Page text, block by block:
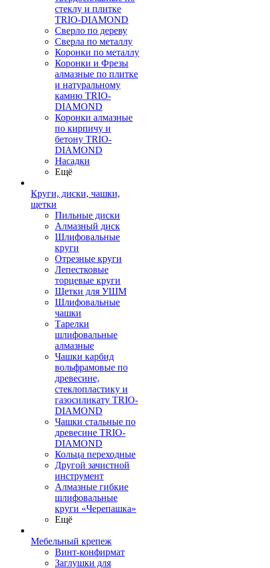
стеклу и плитке
TRIO-DIAMOND
Сверло по дереву
Сверла по металлу
Коронки по металлу
Коронки и Фрезы
алмазные по плитке
и натуральному
камню TRIO-
DIAMOND
Коронки алмазные
по кирпичу и
бетону TRIO-
DIAMOND
Насадки
Ещё
Круги, диски, чашки,
щетки
Пильные диски
Алмазный диск
Шлифовальные
круги
Отрезные круги
Лепестковые
торцевые круги
Щетки для УШМ
Шлифовальные
чашки
Тарелки
шлифовальные
алмазные
Чашки карбид
вольфрамовые по
древесине,
стеклопластику и
газосиликату TRIO-
DIAMOND
Чашки стальные по
древесине TRIO-
DIAMOND
Кольца переходные
Другой зачистной
инструмент
Алмазные гибкие
шлифовальные
круги «Черепашка»
Ещё
Мебельный крепеж
Винт-конфирмат
Заглушки для